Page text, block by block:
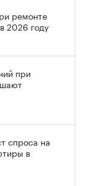
ремонте
2026 году
при
спроса на
в